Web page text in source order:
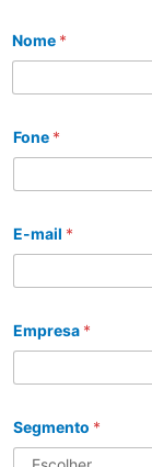
Nome *
Fone *
E-mail *
Empresa *
Segmento *